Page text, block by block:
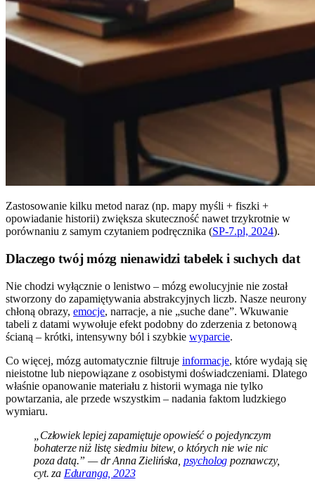
Zastosowanie kilku metod naraz (np. mapy myśli + fiszki +
opowiadanie historii) zwiększa skuteczność nawet trzykrotnie w
porównaniu z samym czytaniem podręcznika (SP-7.pl, 2024).
Dlaczego twój mózg nienawidzi tabelek i suchych dat
Nie chodzi wyłącznie o lenistwo – mózg ewolucyjnie nie został
stworzony do zapamiętywania abstrakcyjnych liczb. Nasze neurony
chłoną obrazy, emocje, narracje, a nie „suche dane”. Wkuwanie
tabeli z datami wywołuje efekt podobny do zderzenia z betonową
ścianą – krótki, intensywny ból i szybkie wyparcie.
Co więcej, mózg automatycznie filtruje informacje, które wydają się
nieistotne lub niepowiązane z osobistymi doświadczeniami. Dlatego
właśnie opanowanie materiału z historii wymaga nie tylko
powtarzania, ale przede wszystkim – nadania faktom ludzkiego
wymiaru.
„Człowiek lepiej zapamiętuje opowieść o pojedynczym
bohaterze niż listę siedmiu bitew, o których nie wie nic
poza datą.” — dr Anna Zielińska, psycholog poznawczy,
cyt. za Eduranga, 2023